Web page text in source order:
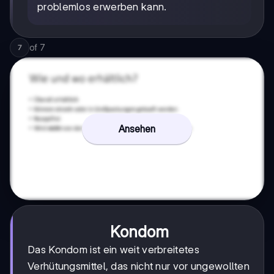
problemlos erwerben kann.
7 of 7
Ansehen
Kondom
Das Kondom ist ein weit verbreitetes
Verhütungsmittel, das nicht nur vor ungewollten